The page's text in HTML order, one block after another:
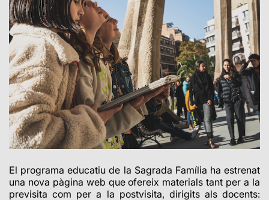
El programa educatiu de la Sagrada Família ha estrenat
una nova pàgina web que ofereix materials tant per a la
previsita com per a la postvisita, dirigits als docents: